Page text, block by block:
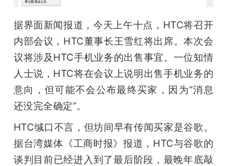
据界面新闻报道，今天上午十点，HTC将召开
内部会议，HTC董事长王雪红将出席。本次会
议将涉及HTC手机业务的出售事宜。一位知情
人士说，HTC将在会议上说明出售手机业务的
意向，但可能不会公布最终买家，因为“消息
还没完全确定”。
HTC缄口不言，但坊间早有传闻买家是谷歌。
据台湾媒体《工商时报》报道，HTC与谷歌的
谈判目前已经进入到了最后阶段，最晚年底敲